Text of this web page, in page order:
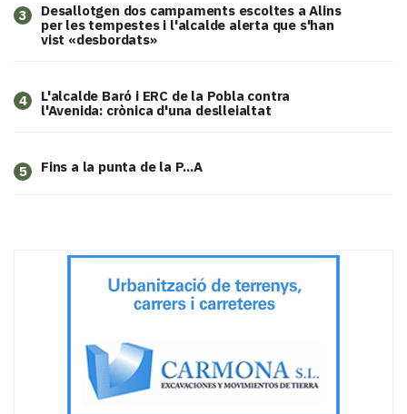
3
​Desallotgen dos campaments escoltes a Alins
per les tempestes i l'alcalde alerta que s'han
vist «desbordats»
4
L'alcalde Baró i ERC de la Pobla contra
l'Avenida: crònica d'una deslleialtat
5 Fins a la punta de la P...A